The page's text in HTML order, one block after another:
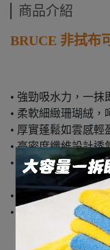
商品介紹
BRUCE 非拭布
• 強勁吸水力，一抹
• 柔軟細緻珊瑚絨
• 厚實蓬鬆如雲感輕
• 高密度纖維設計透
• 輕鬆擰乾不費力，
• 柔韌耐用，不掉毛
• 適用範圍：車身/